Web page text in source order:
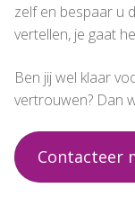
zelf en bespaar u
vertellen, je gaat
Ben jij wel klaar
vertrouwen? Dan
Contacteer